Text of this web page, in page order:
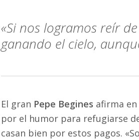
«Si nos logramos reír
ganando el cielo,
El gran Pepe Begines afirma
por el humor para refugiarse
casan bien por estos pagos.